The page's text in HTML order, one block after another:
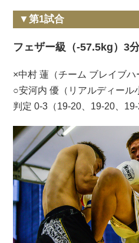
▼第1試合
フェザー級（-57.5kg）3
×中村 蓮（チーム ブレイブハ
○安河内 優（リアルディール
判定 0-3（19-20、19-20、19-